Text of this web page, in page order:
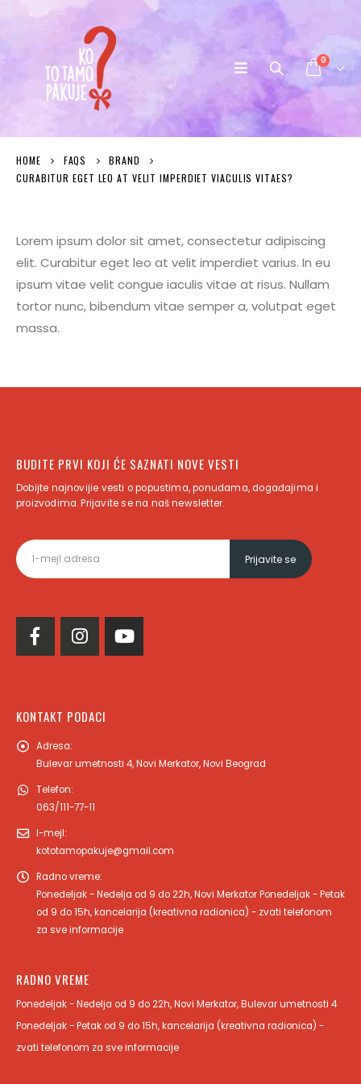
0
HOME FAQS
BRAND
CURABITUR EGET LEO AT VELIT IMPERDIET VIACULIS VITAES?
Lorem ipsum dolor sit amet, consectetur adipiscing
elit. Curabitur eget leo at velit imperdiet varius. In eu
ipsum vitae velit congue iaculis vitae at risus. Nullam
tortor nunc, bibendum vitae semper a, volutpat eget
massa.
BUDITE PRVI KOJI ĆE SAZNATI NOVE VESTI
Dobijte najnovijie vesti o popustima, ponudama, događajima i
proizvodima. Prijavite se na naš newsletter.
KONTAKT PODACI
Adresa:
Bulevar umetnosti 4, Novi Merkator, Novi Beograd
Telefon:
063/111-77-11
I-mejl:
kototamopakuje@gmail.com
Radno vreme:
Ponedeljak - Nedelja od 9 do 22h, Novi Merkator Ponedeljak - Petak
od 9 do 15h, kancelarija (kreativna radionica) - zvati telefonom
za sve informacije
RADNO VREME
Ponedeljak - Nedelja od 9 do 22h, Novi Merkator, Bulevar umetnosti 4
Ponedeljak - Petak od 9 do 15h, kancelarija (kreativna radionica) -
zvati telefonom za sve informacije